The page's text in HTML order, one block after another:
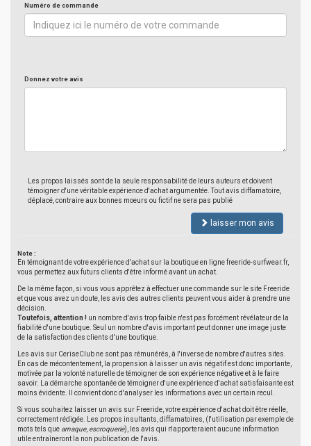
Numéro de commande
Donnez votre avis
Les propos laissés sont de la seule responsabilité de leurs auteurs et doivent
témoigner d'une véritable expérience d'achat argumentée. Tout avis diffamatoire,
déplacé, contraire aux bonnes moeurs ou fictif ne sera pas publié
laisser mon avis
Note :
En témoignant de votre expérience d'achat sur la boutique en ligne freeride-surfwear.fr,
vous permettez aux futurs clients d'être informé avant un achat.
De la même façon, si vous vous apprêtez à effectuer une commande sur le site Freeride
et que vous avez un doute, les avis des autres clients peuvent vous aider à prendre une
décision.
Toutefois, attention ! un nombre d'avis trop faible n'est pas forcément révélateur de la
fiabilité d'une boutique. Seul un nombre d'avis important peut donner une image juste
de la satisfaction des clients d'une boutique.
Les avis sur CeriseClub ne sont pas rémunérés, à l'inverse de nombre d'autres sites.
En cas de mécontentement, la propension à laisser un avis négatif est donc importante,
motivée par la volonté naturelle de témoigner de son expérience négative et à le faire
savoir. La démarche spontanée de témoigner d'une expérience d'achat satisfaisante est
moins évidente. Il convient donc d'analyser les informations avec un certain recul.
Si vous souhaitez laisser un avis sur Freeride, votre expérience d'achat doit être réelle,
correctement rédigée. Les propos insultants, diffamatoires, (l'utilisation par exemple de
mots tels que arnaque, escroquerie), les avis qui n'apporteraient aucune information
utile entraîneront la non publication de l'avis.